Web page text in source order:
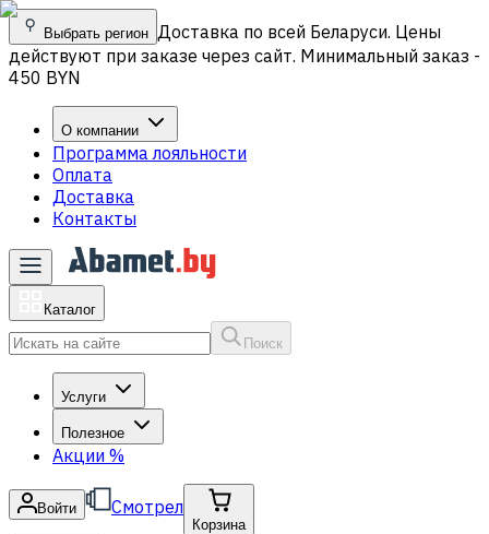
Выбрать регион Доставка по всей Беларуси. Цены
действуют при заказе через сайт. Минимальный заказ -
450 BYN
О компании
Программа лояльности
Оплата
Доставка
Контакты
Каталог
Поиск
Услуги
Полезное
Акции %
Войти Смотрел
Корзина